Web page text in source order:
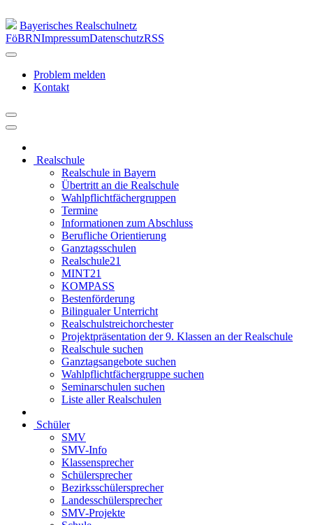
Bayerisches Realschulnetz
FöBRNImpressumDatenschutzRSS
Problem melden
Kontakt
Realschule
Realschule in Bayern
Übertritt an die Realschule
Wahlpflichtfächergruppen
Termine
Informationen zum Abschluss
Berufliche Orientierung
Ganztagsschulen
Realschule21
MINT21
KOMPASS
Bestenförderung
Bilingualer Unterricht
Realschulstreichorchester
Projektpräsentation der 9. Klassen an der Realschule
Realschule suchen
Ganztagsangebote suchen
Wahlpflichtfächergruppe suchen
Seminarschulen suchen
Liste aller Realschulen
Schüler
SMV
SMV-Info
Klassensprecher
Schülersprecher
Bezirksschülersprecher
Landesschülersprecher
SMV-Projekte